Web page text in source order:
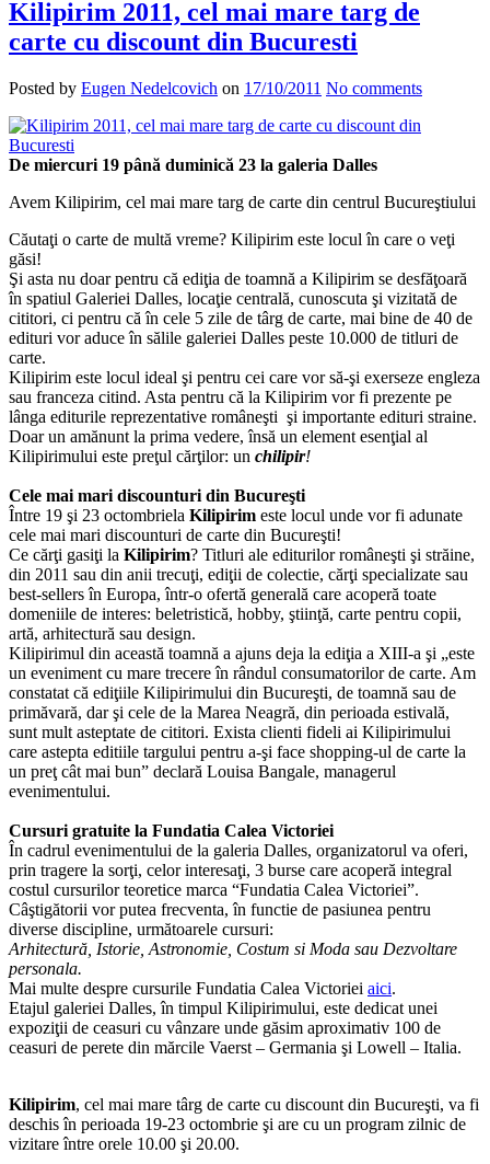
Kilipirim 2011, cel mai mare targ de
carte cu discount din Bucuresti
Posted by Eugen Nedelcovich on 17/10/2011 No comments
De miercuri 19 până duminică 23 la galeria Dalles
Avem Kilipirim, cel mai mare targ de carte din centrul Bucureştiului
Căutaţi o carte de multă vreme? Kilipirim este locul în care o veţi
găsi!
Şi asta nu doar pentru că ediţia de toamnă a Kilipirim se desfăţoară
în spatiul Galeriei Dalles, locaţie centrală, cunoscuta şi vizitată de
cititori, ci pentru că în cele 5 zile de târg de carte, mai bine de 40 de
edituri vor aduce în sălile galeriei Dalles peste 10.000 de titluri de
carte.
Kilipirim este locul ideal şi pentru cei care vor să-şi exerseze engleza
sau franceza citind. Asta pentru că la Kilipirim vor fi prezente pe
lânga editurile reprezentative româneşti şi importante edituri straine.
Doar un amănunt la prima vedere, însă un element esenţial al
Kilipirimului este preţul cărţilor: un chilipir!
Cele mai mari discounturi din Bucureşti
Între 19 şi 23 octombriela Kilipirim este locul unde vor fi adunate
cele mai mari discounturi de carte din Bucureşti!
Ce cărţi gasiţi la Kilipirim? Titluri ale editurilor româneşti şi străine,
din 2011 sau din anii trecuţi, ediţii de colectie, cărţi specializate sau
best-sellers în Europa, într-o ofertă generală care acoperă toate
domeniile de interes: beletristică, hobby, ştiinţă, carte pentru copii,
artă, arhitectură sau design.
Kilipirimul din această toamnă a ajuns deja la ediţia a XIII-a şi „este
un eveniment cu mare trecere în rândul consumatorilor de carte. Am
constatat că ediţiile Kilipirimului din Bucureşti, de toamnă sau de
primăvară, dar şi cele de la Marea Neagră, din perioada estivală,
sunt mult asteptate de cititori. Exista clienti fideli ai Kilipirimului
care astepta editiile targului pentru a-şi face shopping-ul de carte la
un preţ cât mai bun” declară Louisa Bangale, managerul
evenimentului.
Cursuri gratuite la Fundatia Calea Victoriei
În cadrul evenimentului de la galeria Dalles, organizatorul va oferi,
prin tragere la sorţi, celor interesaţi, 3 burse care acoperă integral
costul cursurilor teoretice marca “Fundatia Calea Victoriei”.
Câştigătorii vor putea frecventa, în functie de pasiunea pentru
diverse discipline, următoarele cursuri:
Arhitectură, Istorie, Astronomie, Costum si Moda sau Dezvoltare
personala.
Mai multe despre cursurile Fundatia Calea Victoriei aici.
Etajul galeriei Dalles, în timpul Kilipirimului, este dedicat unei
expoziţii de ceasuri cu vânzare unde găsim aproximativ 100 de
ceasuri de perete din mărcile Vaerst – Germania şi Lowell – Italia.
Kilipirim, cel mai mare târg de carte cu discount din Bucureşti, va fi
deschis în perioada 19-23 octombrie şi are cu un program zilnic de
vizitare între orele 10.00 şi 20.00.